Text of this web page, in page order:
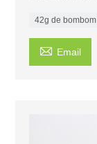
42g de bombom
 Email